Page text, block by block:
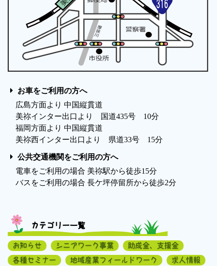
お車をご利用の方へ
広島方面より 中国縦貫道
美祢インター出口より 国道435号 10分
福岡方面より 中国縦貫道
美祢西インター出口より 県道33号 15分
公共交通機関をご利用の方へ
電車をご利用の場合 美祢駅から徒歩15分
バスをご利用の場合 長ケ坪停留所から徒歩2分
カテゴリー一覧
お知らせ シニアワーク事業
助成金、支援金
各種セミナー
地域産業フィールドワーク
求人情報